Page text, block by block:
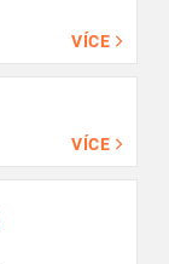
VÍCE
VÍCE